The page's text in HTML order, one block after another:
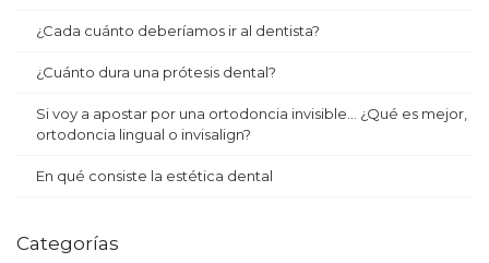
¿Cada cuánto deberíamos ir al dentista?
¿Cuánto dura una prótesis dental?
Si voy a apostar por una ortodoncia invisible… ¿Qué es mejor,
ortodoncia lingual o invisalign?
En qué consiste la estética dental
Categorías